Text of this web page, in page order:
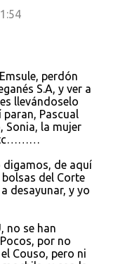
perdón
S.A, y ver a
llevándoselo
Pascual
Sonia, la mujer
digamos, de aquí
del Corte
desayunar, y yo
no se han
por no
Couso, pero ni